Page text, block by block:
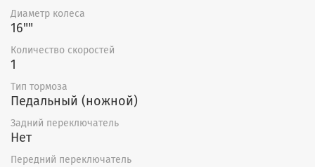
Диаметр колеса
16""
Количество скоростей
1
Тип тормоза
Педальный (ножной)
Задний переключатель
Нет
Передний переключатель